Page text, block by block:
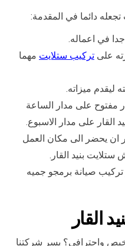
تجعله دائما في المقدمة:
في اعماله.
على تركيب ستلايت مهما
ليقدم ميزاته.
مفتوح على مدار الساعة
القار على مدار الاسبوع.
ان يحضر الى مكان العمل
بنيد القار.
تركيب صيانة برمجو جميه
القار
واحترافي؟ يسر شركتنا